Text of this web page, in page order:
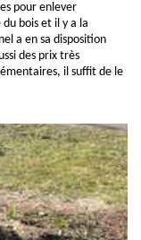
pour enlever
bois et il y a la
a en sa disposition
des prix très
il suffit de le